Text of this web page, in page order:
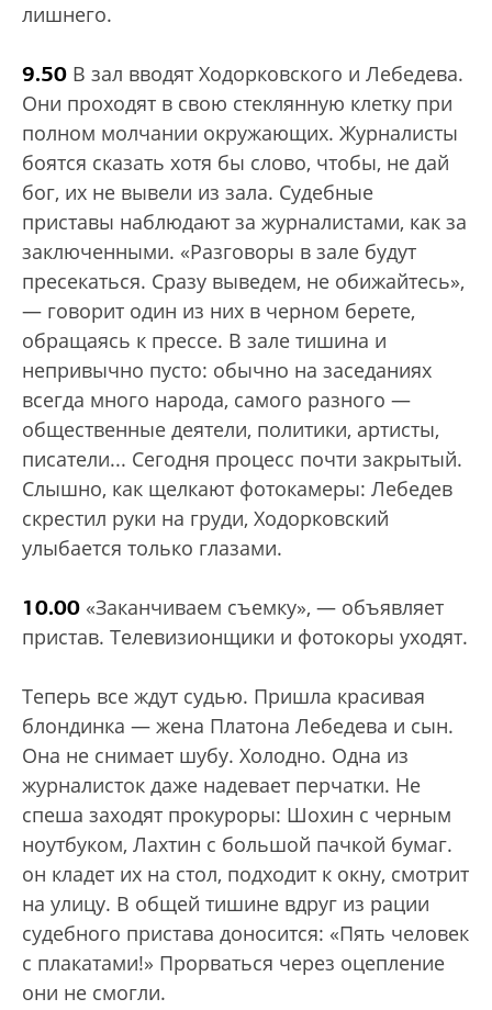
лишнего.
9.50 В зал вводят Ходорковского и Лебедева.
Они проходят в свою стеклянную клетку при
полном молчании окружающих. Журналисты
боятся сказать хотя бы слово, чтобы, не дай
бог, их не вывели из зала. Судебные
приставы наблюдают за журналистами, как за
заключенными. «Разговоры в зале будут
пресекаться. Сразу выведем, не обижайтесь»,
— говорит один из них в черном берете,
обращаясь к прессе. В зале тишина и
непривычно пусто: обычно на заседаниях
всегда много народа, самого разного —
общественные деятели, политики, артисты,
писатели... Сегодня процесс почти закрытый.
Слышно, как щелкают фотокамеры: Лебедев
скрестил руки на груди, Ходорковский
улыбается только глазами.
10.00 «Заканчиваем съемку», — объявляет
пристав. Телевизионщики и фотокоры уходят.
Теперь все ждут судью. Пришла красивая
блондинка — жена Платона Лебедева и сын.
Она не снимает шубу. Холодно. Одна из
журналисток даже надевает перчатки. Не
спеша заходят прокуроры: Шохин с черным
ноутбуком, Лахтин с большой пачкой бумаг.
он кладет их на стол, подходит к окну, смотрит
на улицу. В общей тишине вдруг из рации
судебного пристава доносится: «Пять человек
с плакатами!» Прорваться через оцепление
они не смогли.